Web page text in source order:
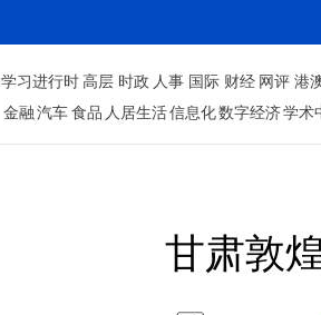
学习进行时高层 时政 人事 国际 财经 网评 港
金融汽车食品 人居生活信息化数字经济学术
甘肃敦